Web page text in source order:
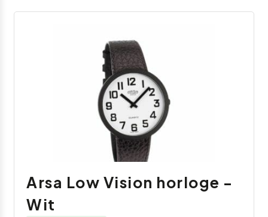
Arsa Low Vision horloge -
Wit